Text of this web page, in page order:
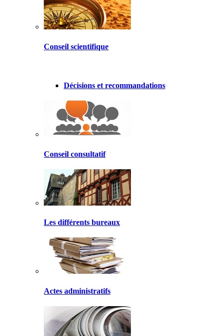
Conseil scientifique
Décisions et recommandations
Conseil consultatif
Les différents bureaux
Actes administratifs